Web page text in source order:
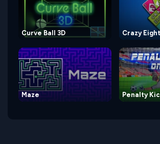
Curve Ball 3D Crazy
Maze Penalty